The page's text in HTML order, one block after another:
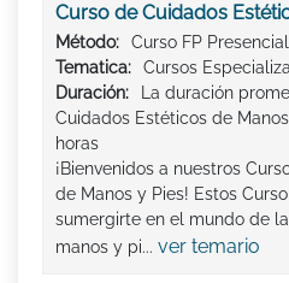
Curso de Cuidados
Método:
Curso FP Presencial
Tematica:
Cursos
Duración:
La duración
Cuidados Estéticos de
horas
¡Bienvenidos a nuestros
de Manos y Pies! Estos
sumergirte en el mundo de
manos y pi... ver temario